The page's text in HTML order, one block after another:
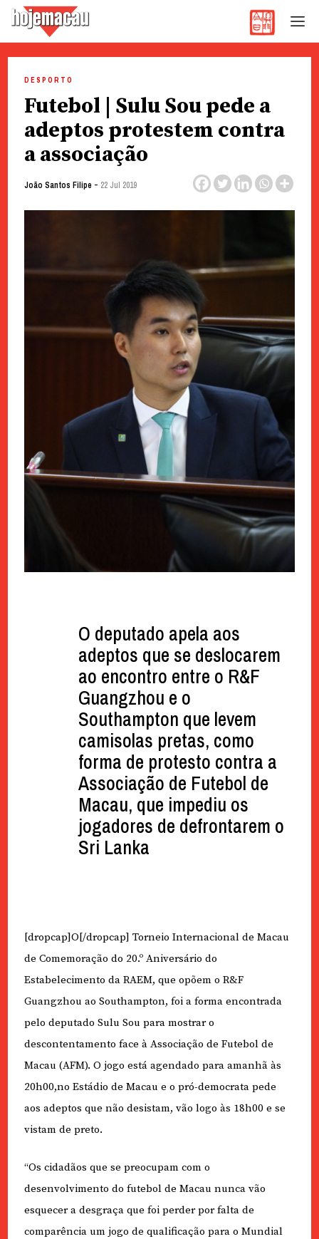
content
DESPORTO
Futebol | Sulu Sou pede a
adeptos protestem contra
a associação
João Santos Filipe - 22 Jul 2019
O deputado apela aos
adeptos que se deslocarem
ao encontro entre o R&F
Guangzhou e o
Southampton que levem
camisolas pretas, como
forma de protesto contra a
Associação de Futebol de
Macau, que impediu os
jogadores de defrontarem o
Sri Lanka
[dropcap]O[/dropcap] Torneio Internacional de Macau
de Comemoração do 20.º Aniversário do
Estabelecimento da RAEM, que opõem o R&F
Guangzhou ao Southampton, foi a forma encontrada
pelo deputado Sulu Sou para mostrar o
descontentamento face à Associação de Futebol de
Macau (AFM). O jogo está agendado para amanhã às
20h00,no Estádio de Macau e o pró-democrata pede
aos adeptos que não desistam, vão logo às 18h00 e se
vistam de preto.
“Os cidadãos que se preocupam com o
desenvolvimento do futebol de Macau nunca vão
esquecer a desgraça que foi perder por falta de
comparência um jogo de qualificação para o Mundial